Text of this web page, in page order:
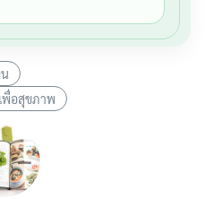
เพื่อสุขภาพ